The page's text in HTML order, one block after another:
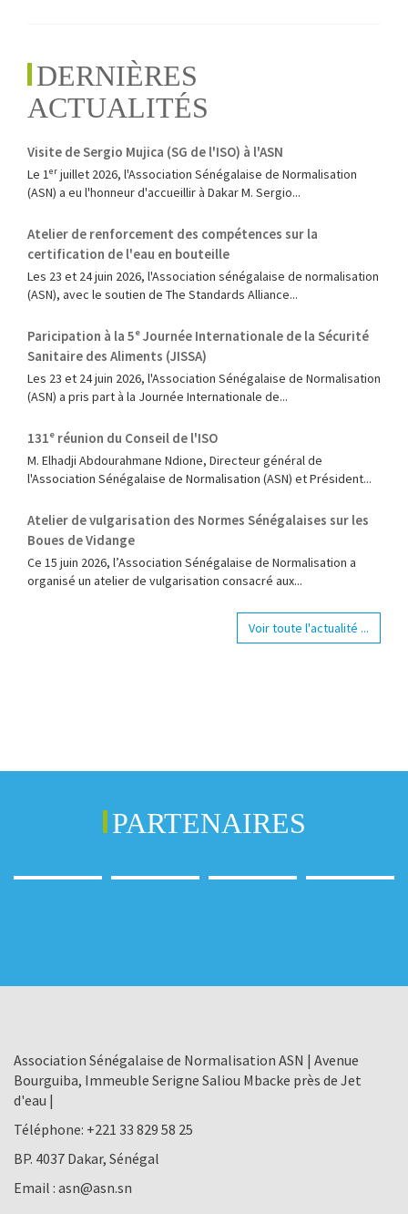
DERNIÈRES
ACTUALITÉS
Visite de Sergio Mujica (SG de l'ISO) à l'ASN
Le 1ᵉʳ juillet 2026, l'Association Sénégalaise de Normalisation
(ASN) a eu l'honneur d'accueillir à Dakar M. Sergio...
Atelier de renforcement des compétences sur la
certification de l'eau en bouteille
Les 23 et 24 juin 2026, l'Association sénégalaise de normalisation
(ASN), avec le soutien de The Standards Alliance...
Paricipation à la 5ᵉ Journée Internationale de la Sécurité
Sanitaire des Aliments (JISSA)
‎Les 23 et 24 juin 2026, l'Association Sénégalaise de Normalisation
(ASN) a pris part à la Journée Internationale de...
131ᵉ réunion du Conseil de l'ISO
M. Elhadji Abdourahmane Ndione, Directeur général de
l'Association Sénégalaise de Normalisation (ASN) et Président...
Atelier de vulgarisation des Normes Sénégalaises sur les
Boues de Vidange
Ce 15 juin 2026, l’Association Sénégalaise de Normalisation a
organisé un atelier de vulgarisation consacré aux...
Voir toute l'actualité ...
PARTENAIRES
Association Sénégalaise de Normalisation ASN | Avenue
Bourguiba, Immeuble Serigne Saliou Mbacke près de Jet
d'eau |
Téléphone: +221 33 829 58 25
BP. 4037 Dakar, Sénégal
Email : asn@asn.sn